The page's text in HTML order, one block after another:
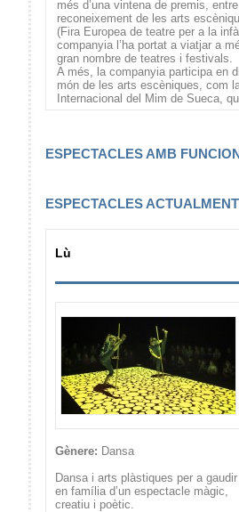
més d’una vintena de premis,
reconeixement de les arts
(Fira Europea de teatre per a la
companyia l’ha portat a viatjar a
gran nombre de teatres i festivals.
A més, la companyia participa en
món de les arts escèniques, com
Internacional del Mim de Sueca,
ESPECTACLES AMB
ESPECTACLES
Lù
Gènere: Dansa
Dansa i arts plàstiques per a gaudir
en família d’un espectacle màgic,
creatiu i poètic.